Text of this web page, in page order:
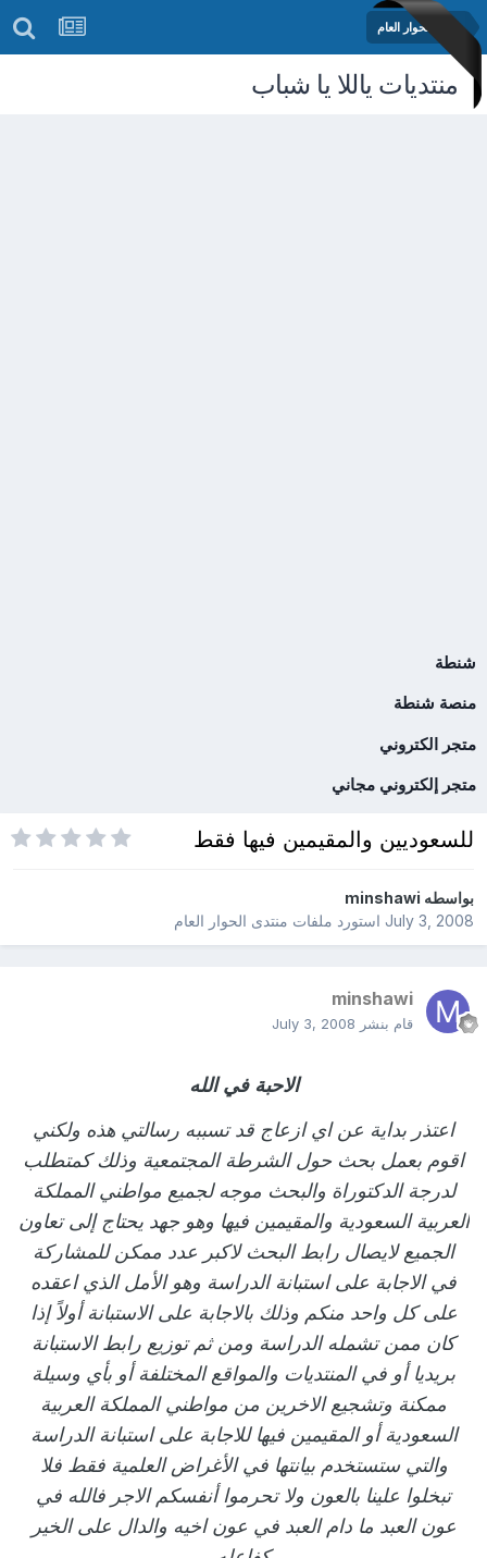
منتدى الحوار العام
منتديات ياللا يا شباب
شنطة
منصة شنطة
متجر الكتروني
متجر إلكتروني مجاني
للسعوديين والمقيمين فيها فقط
بواسطهminshawi
July 3, 2008استورد ملفات منتدى الحوار العام
minshawi
قام بنشر July 3, 2008
الاحبة في الله
اعتذر بداية عن اي ازعاج قد تسببه رسالتي هذه ولكني
اقوم بعمل بحث حول الشرطة المجتمعية وذلك كمتطلب
لدرجة الدكتوراة والبحث موجه لجميع مواطني المملكة
العربية السعودية والمقيمين فيها وهو جهد يحتاج إلى تعاون
الجميع لايصال رابط البحث لاكبر عدد ممكن للمشاركة
في الاجابة على استبانة الدراسة وهو الأمل الذي اعقده
على كل واحد منكم وذلك بالاجابة على الاستبانة أولاً إذا
كان ممن تشمله الدراسة ومن ثم توزيع رابط الاستبانة
بريديا أو في المنتديات والمواقع المختلفة أو بأي وسيلة
ممكنة وتشجيع الاخرين من مواطني المملكة العربية
السعودية أو المقيمين فيها للاجابة على استبانة الدراسة
والتي ستستخدم بيانتها في الأغراض العلمية فقط فلا
تبخلوا علينا بالعون ولا تحرموا أنفسكم الاجر فالله في
عون العبد ما دام العبد في عون اخيه والدال على الخير